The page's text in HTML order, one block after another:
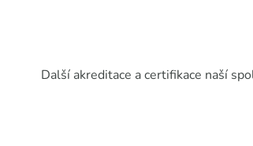
Další akreditace a certifikace naší